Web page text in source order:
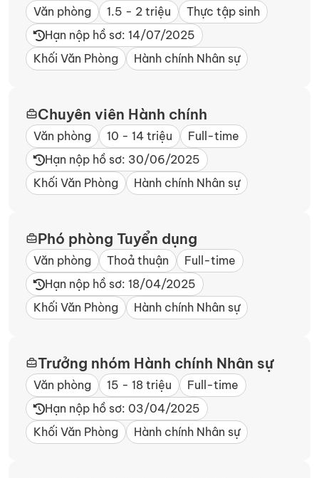
Văn phòng 1.5 - 2 triệu
Thực tập sinh
Hạn nộp hồ sơ: 14/07/2025
Khối Văn Phòng
Hành chính Nhân sự
Chuyên viên Hành chính
Văn phòng 10 - 14 triệu
Full-time
Hạn nộp hồ sơ: 30/06/2025
Khối Văn Phòng
Hành chính Nhân sự
Phó phòng Tuyển dụng
Văn phòng Thoả thuận
Full-time
Hạn nộp hồ sơ: 18/04/2025
Khối Văn Phòng
Hành chính Nhân sự
Trưởng nhóm Hành chính Nhân sự
Văn phòng 15 - 18 triệu
Full-time
Hạn nộp hồ sơ: 03/04/2025
Khối Văn Phòng
Hành chính Nhân sự